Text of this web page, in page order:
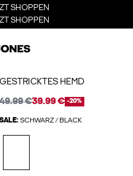
SHOPPEN
SHOPPEN
GESTRICKTES HEMD
€39.99 € -20%
SALE: SCHWARZ / BLACK